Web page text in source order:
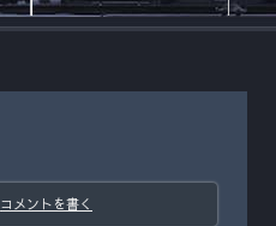
コメントを書く